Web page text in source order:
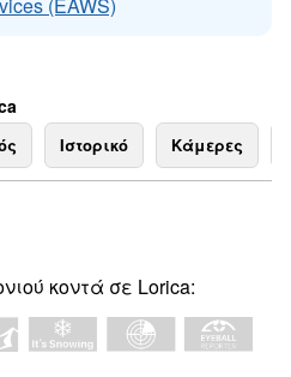
Ιστορικό Κάμερες
κοντά σε Lorica: